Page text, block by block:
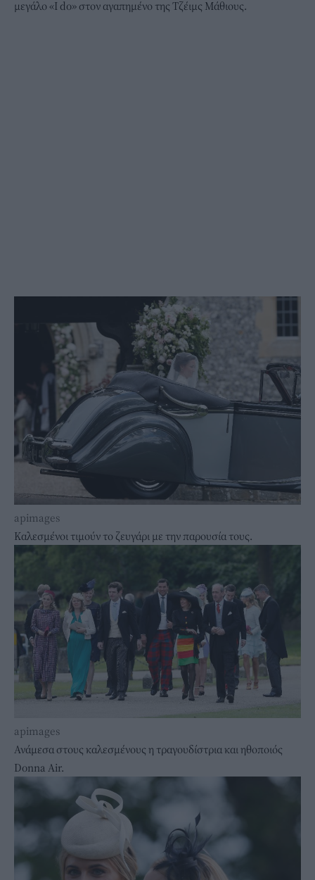
μεγάλο «I do» στον αγαπημένο της Τζέιμς Μάθιους.
apimages
Καλεσμένοι τιμούν το ζευγάρι με την παρουσία τους.
apimages
Ανάμεσα στους καλεσμένους η τραγουδίστρια και ηθοποιός
Donna Air.